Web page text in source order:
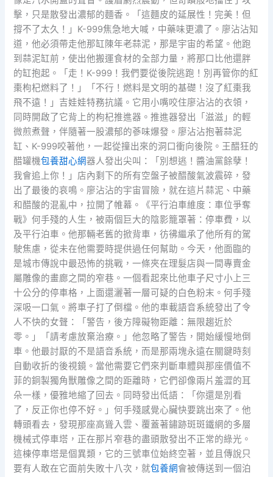
擊，只是散發出濃郁的麵香。「這麵皮的延展性！完美！但
撐不了太久！」K-999焦急地大喊，中藥味更濃了。廖沾沾知
道，他必須帶走他那缸陳年老蒜泥，那是宇宙的希望。他跑
到蒜泥缸前，使出他搬運食材的全部力量，將那口比他還胖
的缸抱起。「走！K-999！我們要從後院逃跑！別再管你的紅
棗枸杞燃料了！」「不行！燃料是文明的基礎！沒了紅棗我
飛不遠！」吉娃娃特務抗議。它用小嘴咬住廖沾沾的衣領，
同時開啟了它背上的枸杞推進器。推進器發出「滋滋」的輕
微煎煮聲，伴隨著一股濃郁的蔘味爆發。廖沾沾抱著蒜泥
缸、K-999咬著他，一起從撞出來的洞口衝向後院。王醋狂的
醋罐機包養甜心網器人發出尖叫：「別想逃！醬油黨餘孽！
我會追上你！」店內剩下的所有空盤子被醋酸氣波震碎，發
出了最後的哀鳴。廖沾沾的宇宙冒險，就在這片蒜泥、中藥
和醋酸的混亂中，拉開了帷幕。《平行泊車維度：車位爭奪
戰》何手殘的人生，被兩個巨大的陰影籠罩著：停車費，以
及平行泊車。他那輛老舊的掀背車，彷彿繼承了他所有的駕
駛焦慮，從未在他需要時提供過任何幫助。今天，他面臨的
是城市傳說中最恐怖的挑戰，一條夾在理髮店與一間專賣金
屬雕像的畫廊之間的窄巷。一個看起來比他車子尺寸小上三
十公分的停車格，上面還灑著一層可疑的白色粉末。何手殘
深吸一口氣。將車子打了倒檔。他的車載語音系統發出了令
人不快的女聲：「警告，後方障礙物距離：無限趨近於
零。」「請考慮放棄治療。」他忽略了警告，開始緩慢地倒
車。他最討厭的不是語音系統，而是那兩塊永遠在關鍵時刻
自動收折的後視鏡。當他需要它們來判斷車體與那座價值不
菲的銅製獨角獸雕像之間的距離時，它們卻像兩片羞澀的耳
朵一樣，優雅地縮了回去。同時發出低語：「你還是別看
了，反正你也停不好。」何手殘感覺心臟快要跳出來了。他
轉頭看去，發現那座高聳入雲、覆蓋著鏽跡斑斑鐵網的多層
機械式停車塔，正在那片窄巷的盡頭散發出不正常的綠光。
這棟停車塔是個異類，它的三號車位始終空著，並且傳說只
要有人敢在它面前失敗十八次，就包養網會被傳送到一個泊